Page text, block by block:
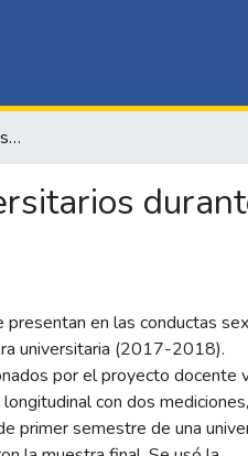
Conductas sexuales de riesgo en jóvenes universitarios durante su transición a la universidad
en las conductas
universitaria (2017-2018).
por el proyecto docente
con dos
primer semestre de una